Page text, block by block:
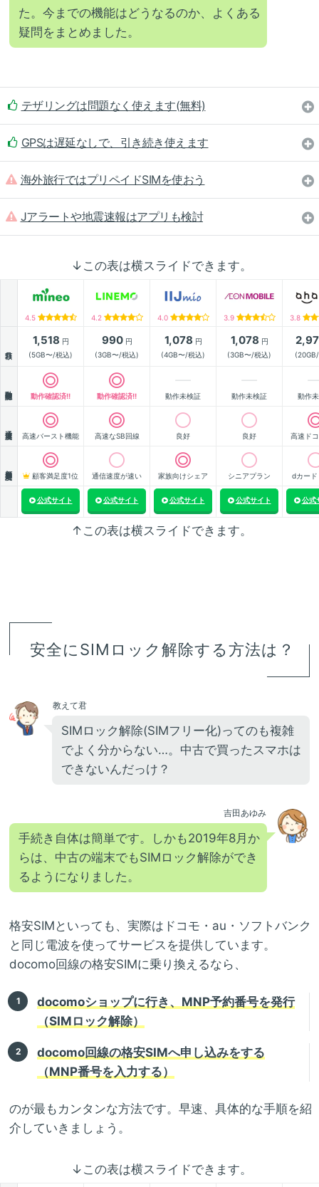
た。今までの機能はどうなるのか、よくある
疑問をまとめました。
テザリングは問題なく使えます(無料)
GPSは遅延なしで、引き続き使えます
海外旅行ではプリペイドSIMを使おう
Jアラートや地震速報はアプリも検討
↓この表は横スライドできます。
4.5 4.2 4.0 3.9 3.8
1,518 円
(5GB〜/税込)
990円
(3GB〜/税込)
1,078 円
(4GB〜/税込)
1,078 円
(3GB〜/税込)
動作確認済!! 動作確認済!! 動作未検証 動作未検証 動作
高速バースト機能 高速なSB回線 良好 良好 高速ド
顧客満足度1位 通信速度が速い 家族向けシェア シニアプラン dカード
公式サイト 公式サイト 公式サイト 公式サイト 公式
↑この表は横スライドできます。
安全にSIMロック解除する方法は？
教えて君
SIMロック解除(SIMフリー化)ってのも複雑
でよく分からない…。中古で買ったスマホは
できないんだっけ？
吉田あゆみ
手続き自体は簡単です。しかも2019年8月か
らは、中古の端末でもSIMロック解除ができ
るようになりました。
格安SIMといっても、実際はドコモ・au・ソフトバンク
と同じ電波を使ってサービスを提供しています。
docomo回線の格安SIMに乗り換えるなら、
docomoショップに行き、MNP予約番号を発行
（SIMロック解除）
docomo回線の格安SIMへ申し込みをする
（MNP番号を入力する）
のが最もカンタンな方法です。早速、具体的な手順を紹
介していきましょう。
↓この表は横スライドできます。